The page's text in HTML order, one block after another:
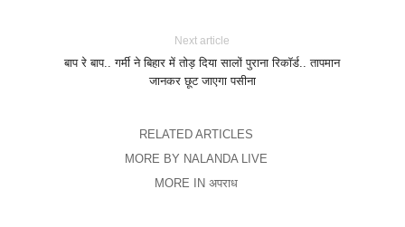
Next article
बाप रे बाप.. गर्मी ने बिहार में तोड़ दिया सालों पुराना रिकॉर्ड.. तापमान
जानकर छूट जाएगा पसीना
RELATED ARTICLES
MORE BY NALANDA LIVE
MORE IN अपराध